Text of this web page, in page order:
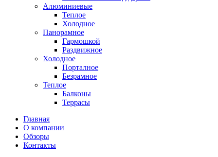
Алюминиевые
Теплое
Холодное
Панорамное
Гармошкой
Раздвижное
Холодное
Порталное
Безрамное
Теплое
Балконы
Террасы
Главная
О компании
Обзоры
Контакты